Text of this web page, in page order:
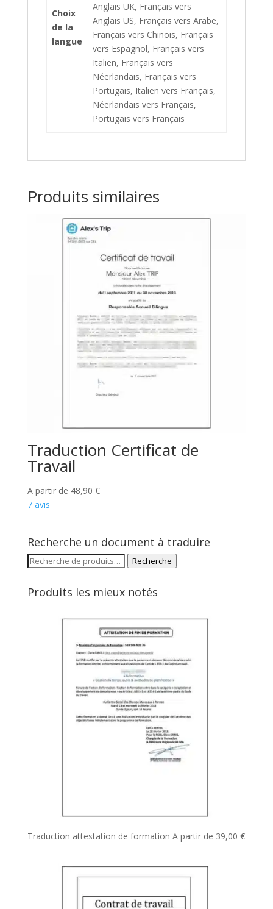
Choix
de la
langue
Anglais UK, Français vers
Anglais US, Français vers Arabe,
Français vers Chinois, Français
vers Espagnol, Français vers
Italien, Français vers
Néerlandais, Français vers
Portugais, Italien vers Français,
Néerlandais vers Français,
Portugais vers Français
Produits similaires
Traduction Certificat de
Travail
A partir de 48,90 €
7 avis
Recherche un document à traduire
Recherche
Recherche
Produits les mieux notés
Traduction attestation de formation A partir de 39,00 €